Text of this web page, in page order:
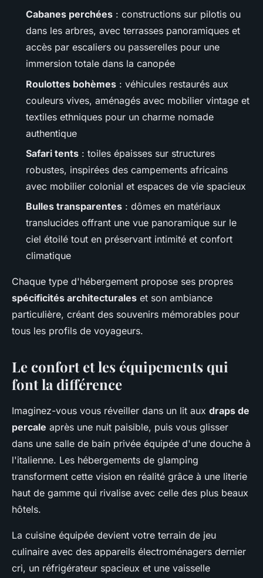
Cabanes perchées : constructions sur pilotis ou
dans les arbres, avec terrasses panoramiques et
accès par escaliers ou passerelles pour une
immersion totale dans la canopée
Roulottes bohèmes : véhicules restaurés aux
couleurs vives, aménagés avec mobilier vintage et
textiles ethniques pour un charme nomade
authentique
Safari tents : toiles épaisses sur structures
robustes, inspirées des campements africains
avec mobilier colonial et espaces de vie spacieux
Bulles transparentes : dômes en matériaux
translucides offrant une vue panoramique sur le
ciel étoilé tout en préservant intimité et confort
climatique
Chaque type d'hébergement propose ses propres
spécificités architecturales et son ambiance
particulière, créant des souvenirs mémorables pour
tous les profils de voyageurs.
Le confort et les équipements qui
font la différence
Imaginez-vous vous réveiller dans un lit aux draps de
percale après une nuit paisible, puis vous glisser
dans une salle de bain privée équipée d'une douche à
l'italienne. Les hébergements de glamping
transforment cette vision en réalité grâce à une literie
haut de gamme qui rivalise avec celle des plus beaux
hôtels.
La cuisine équipée devient votre terrain de jeu
culinaire avec des appareils électroménagers dernier
cri, un réfrigérateur spacieux et une vaisselle